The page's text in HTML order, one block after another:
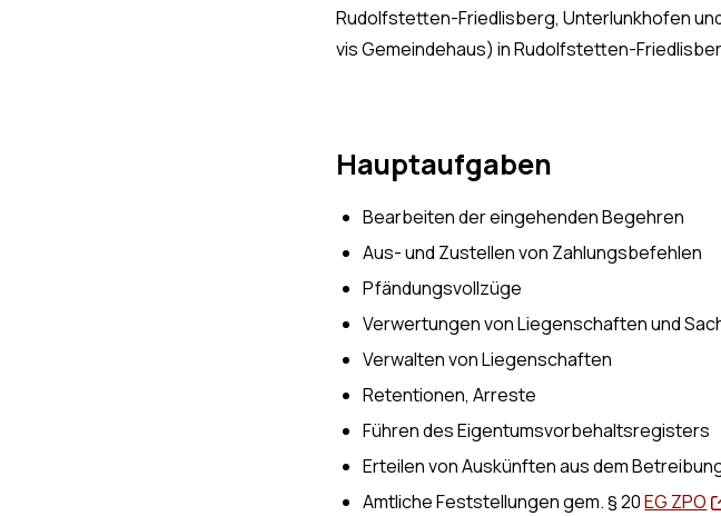
Rudolfstetten-Friedlisberg, Unterlunkhofen
vis Gemeindehaus) in Rudolfstetten-
Hauptaufgaben
Bearbeiten der eingehenden Begehren
Aus- und Zustellen von Zahlungsbefehlen
Pfändungsvollzüge
Verwertungen von Liegenschaften und
Verwalten von Liegenschaften
Retentionen, Arreste
Führen des Eigentumsvorbehaltsregisters
Erteilen von Auskünften aus dem
Amtliche Feststellungen gem. § 20EG ZPO